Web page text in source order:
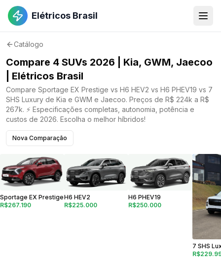
Elétricos Brasil
Catálogo
Compare 4 SUVs 2026 | Kia, GWM, Jaecoo
| Elétricos Brasil
Compare Sportage EX Prestige vs H6 HEV2 vs H6 PHEV19 vs 7
SHS Luxury de Kia e GWM e Jaecoo. Preços de R$ 224k a R$
267k. ⚡ Especificações completas, autonomia, potência e
custos de 2026. Escolha o melhor híbridos!
Nova Comparação
Sportage EX Prestige
R$267.190
H6 HEV2
R$225.000
H6 PHEV19
R$250.000
7 SHS